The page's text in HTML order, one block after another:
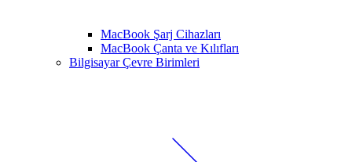
MacBook Şarj Cihazları
MacBook Çanta ve Kılıfları
Bilgisayar Çevre Birimleri